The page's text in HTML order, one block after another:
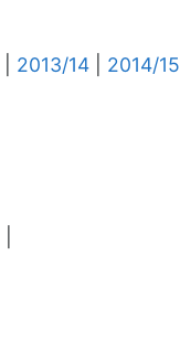
2013/14 2014/15